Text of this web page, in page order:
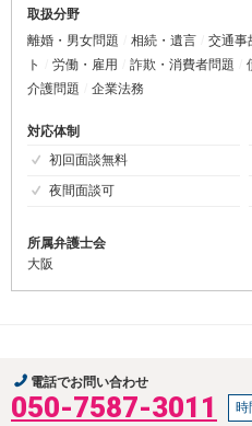
取扱分野
離婚・男女問題
相続・遺言 交通事
ト
労働・雇用 詐欺・消費者問題
介護問題
企業法務
対応体制
初回面談無料
夜間面談可
所属弁護士会
大阪
電話でお問い合わせ
050-7587-3011 時